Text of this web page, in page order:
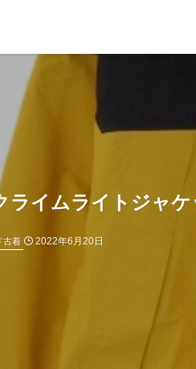
ライムライトジャケ
古着 2022年6月20日